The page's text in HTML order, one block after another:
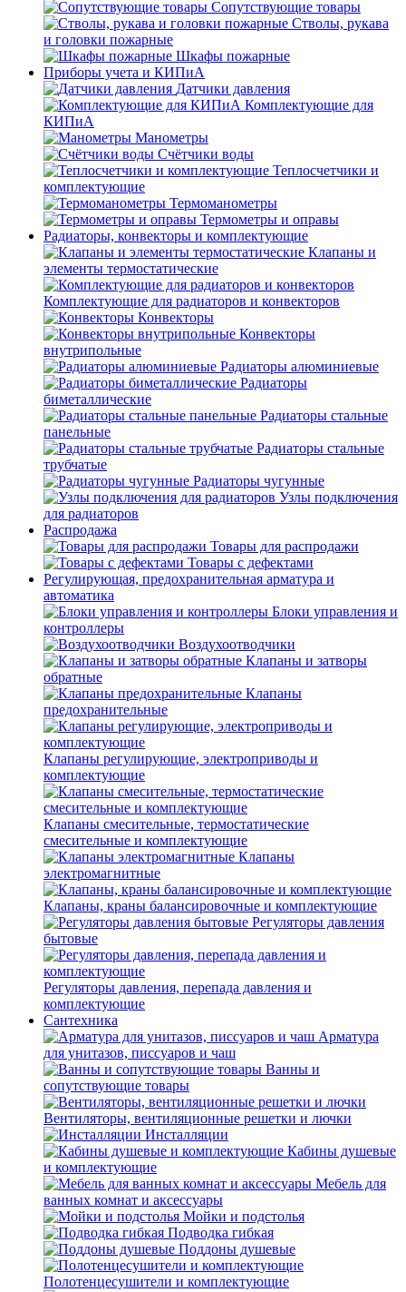
Сопутствующие товары
Стволы, рукава
и головки пожарные
Шкафы пожарные
Приборы учета и КИПиА
Датчики давления
Комплектующие для
КИПиА
Манометры
Счётчики воды
Теплосчетчики и
комплектующие
Термоманометры
Термометры и оправы
Радиаторы, конвекторы и комплектующие
Клапаны и
элементы термостатические
Комплектующие для радиаторов и конвекторов
Конвекторы
Конвекторы
внутрипольные
Радиаторы алюминиевые
Радиаторы
биметаллические
Радиаторы стальные
панельные
Радиаторы стальные
трубчатые
Радиаторы чугунные
Узлы подключения
для радиаторов
Распродажа
Товары для распродажи
Товары с дефектами
Регулирующая, предохранительная арматура и
автоматика
Блоки управления и
контроллеры
Воздухоотводчики
Клапаны и затворы
обратные
Клапаны
предохранительные
Клапаны регулирующие, электроприводы и
комплектующие
Клапаны смесительные, термостатические
смесительные и комплектующие
Клапаны
электромагнитные
Клапаны, краны балансировочные и комплектующие
Регуляторы давления
бытовые
Регуляторы давления, перепада давления и
комплектующие
Сантехника
Арматура
для унитазов, писсуаров и чаш
Ванны и
сопутствующие товары
Вентиляторы, вентиляционные решетки и лючки
Инсталляции
Кабины душевые
и комплектующие
Мебель для
ванных комнат и аксессуары
Мойки и подстолья
Подводка гибкая
Поддоны душевые
Полотенцесушители и комплектующие